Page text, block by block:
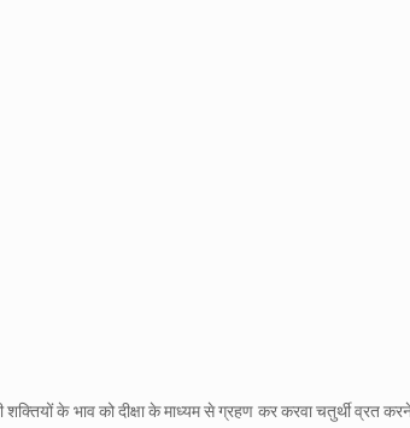
के भाव को दीक्षा के माध्यम से ग्रहण कर करवा चतुर्थी व्रत